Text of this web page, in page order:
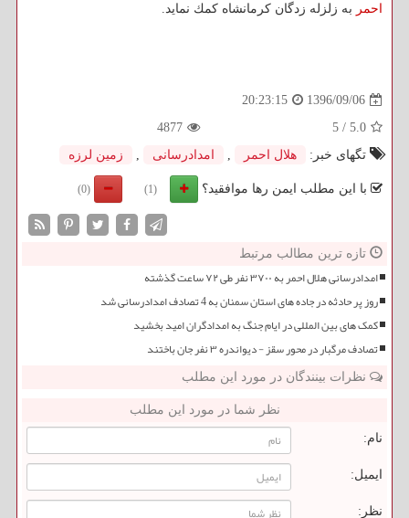
احمر به زلزله زدگان كرمانشاه كمك نماید.
1396/09/06
20:23:15
5.0
/
5
4877
تگهای خبر:
هلال احمر , امدادرسانی , زمین لرزه
با این مطلب ایمن رها موافقید؟ (1)
(0)
تازه ترین مطالب مرتبط
امدادرسانی هلال احمر به ۳۷۰۰ نفر طی ۷۲ ساعت گذشته
روز پر حادثه در جاده های استان سمنان به 4 تصادف امدادرسانی شد
کمک های بین المللی در ایام جنگ به امدادگران امید بخشید
تصادف مرگبار در محور سقز - دیواندره ۳ نفر جان باختند
نظرات بینندگان در مورد این مطلب
نظر شما در مورد این مطلب
نام:
ایمیل:
نظر: